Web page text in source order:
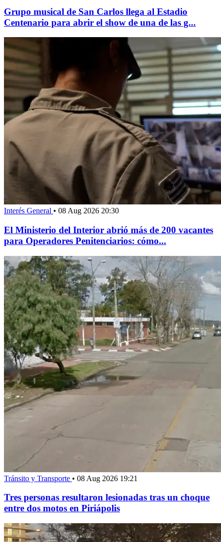
Grupo musical de San Carlos llega al Estadio
Centenario para abrir el show de una de las g...
Interés General • 08 Aug 2026 20:30
El Ministerio del Interior abrió más de 200 vacantes
para Operadores Penitenciarios: cómo...
Tránsito y Transporte • 08 Aug 2026 19:21
Tres personas resultaron lesionadas tras un choque
entre dos motos en Piriápolis